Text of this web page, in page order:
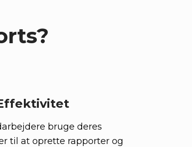
bruge deres
til at oprette rapporter og